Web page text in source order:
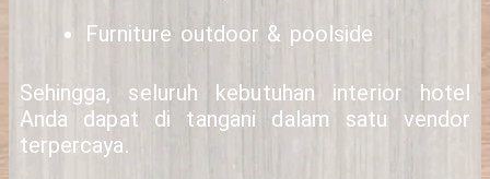
Furniture outdoor & poolside
Sehingga, seluruh kebutuhan interior hotel
Anda dapat di tangani dalam satu vendor
terpercaya.